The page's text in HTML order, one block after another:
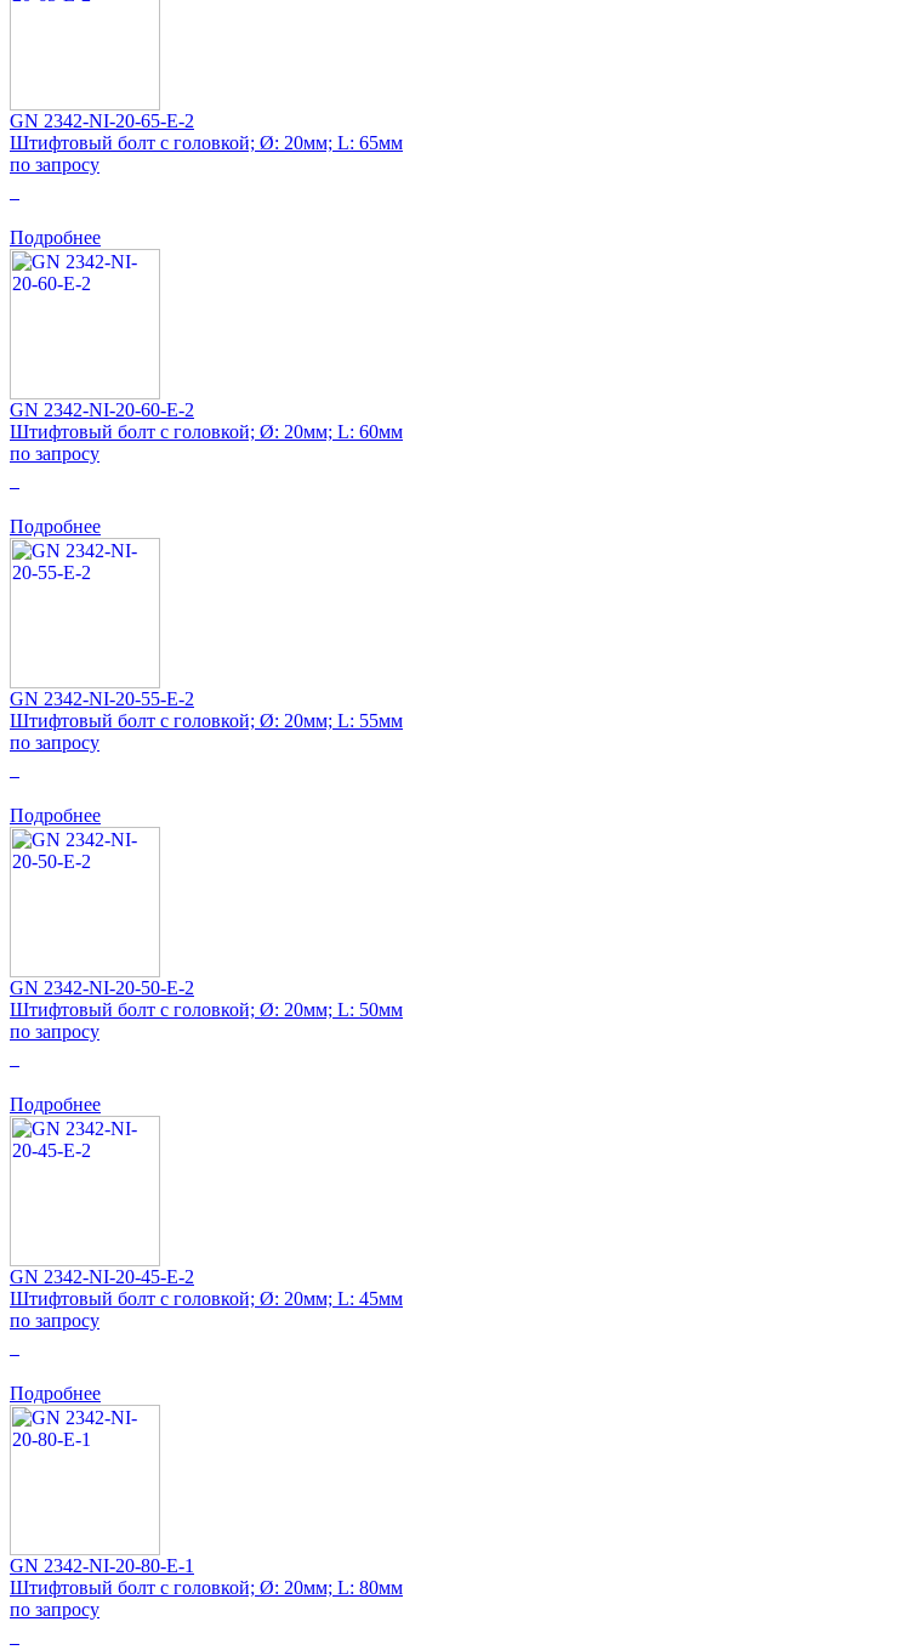
GN 2342-NI-20-65-E-2
Штифтовый болт с головкой; Ø: 20мм; L: 65мм
по запросу
Подробнее
GN 2342-NI-20-60-E-2
Штифтовый болт с головкой; Ø: 20мм; L: 60мм
по запросу
Подробнее
GN 2342-NI-20-55-E-2
Штифтовый болт с головкой; Ø: 20мм; L: 55мм
по запросу
Подробнее
GN 2342-NI-20-50-E-2
Штифтовый болт с головкой; Ø: 20мм; L: 50мм
по запросу
Подробнее
GN 2342-NI-20-45-E-2
Штифтовый болт с головкой; Ø: 20мм; L: 45мм
по запросу
Подробнее
GN 2342-NI-20-80-E-1
Штифтовый болт с головкой; Ø: 20мм; L: 80мм
по запросу